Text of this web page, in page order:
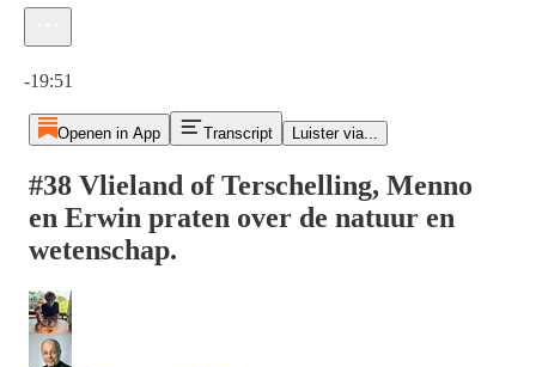
-19:51
Openen in App Transcript Luister via...
#38 Vlieland of Terschelling, Menno
en Erwin praten over de natuur en
wetenschap.